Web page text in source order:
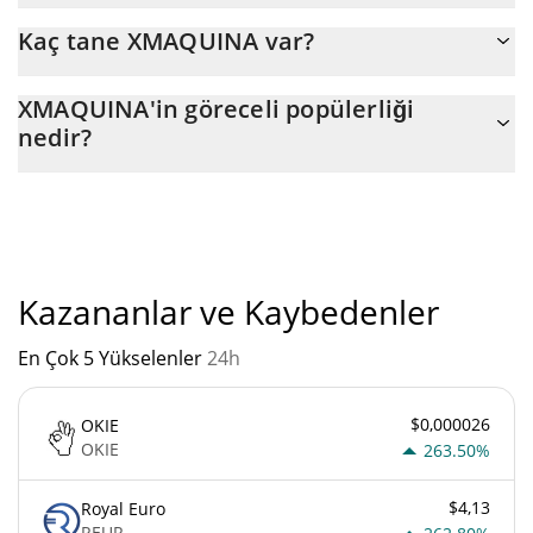
Kaç tane XMAQUINA var?
1.000.000.000 miktarıyla birlikte $ 1.000.000.000.
XMAQUINA'in göreceli popülerliği
nedir?
Kazananlar ve Kaybedenler
En Çok 5 Yükselenler24h
OKIE
OKIE
$0,000026
263.50%
Royal Euro
$4,13